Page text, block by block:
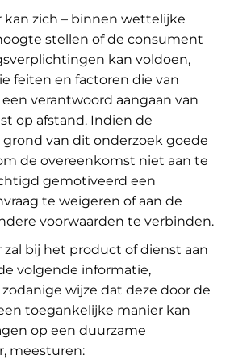
kan zich – binnen wettelijke
stellen of de consument
kan voldoen,
feiten en factoren die van
verantwoord aangaan van
op afstand. Indien de
van dit onderzoek goede
de overeenkomst niet aan te
gemotiveerd een
te weigeren of aan de
voorwaarden te verbinden.
bij het product of dienst aan
volgende informatie,
wijze dat deze door de
toegankelijke manier kan
op een duurzame
meesturen: